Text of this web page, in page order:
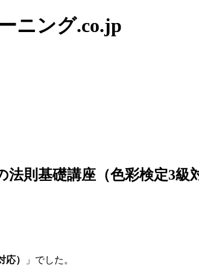
ニング.co.jp
則基礎講座（色彩検定3級
）
」でした。